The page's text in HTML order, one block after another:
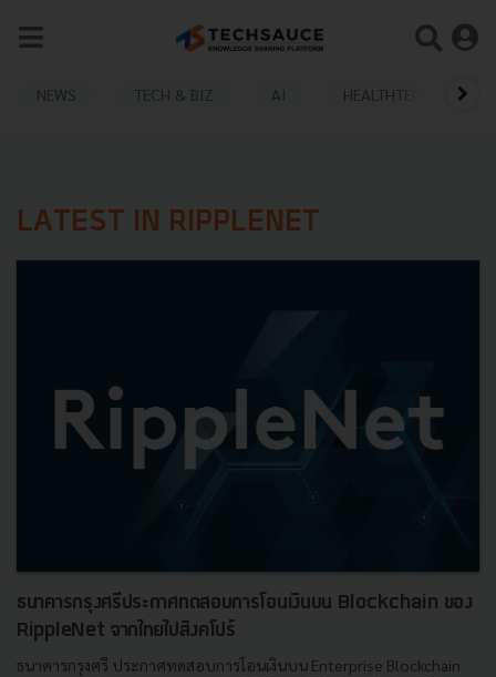
NEWS TECH & BIZ AI HEALTHTECH
LATEST IN RIPPLENET
ธนาคารกรุงศรีประกาศทดสอบการโอนเงินบน Blockchain ของ
RippleNet จากไทยไปสิงคโปร์
ธนาคารกรุงศรี ประกาศทดสอบการโอนเงินบน Enterprise Blockchain